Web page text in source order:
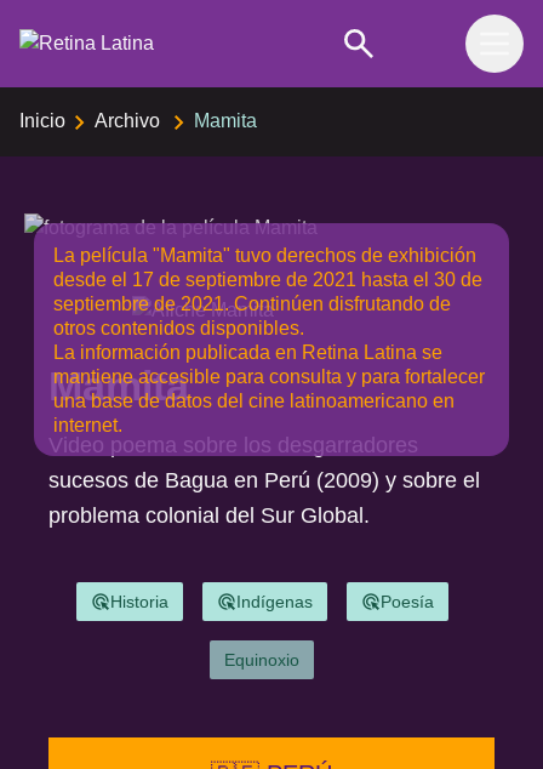
Inicio Archivo Mamita
Mamita
Video poema sobre los desgarradores
sucesos de Bagua en Perú (2009) y sobre el
problema colonial del Sur Global.
Historia Indígenas Poesía
Equinoxio
La película "Mamita" tuvo derechos de exhibición
desde el 17 de septiembre de 2021 hasta el 30 de
septiembre de 2021. Continúen disfrutando de
otros contenidos disponibles.
La información publicada en Retina Latina se
mantiene accesible para consulta y para fortalecer
una base de datos del cine latinoamericano en
internet.